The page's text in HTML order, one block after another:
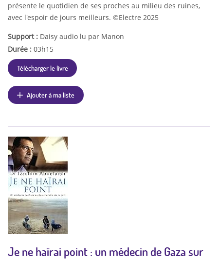
présente le quotidien de ses proches au milieu des ruines,
avec l'espoir de jours meilleurs. ©Electre 2025
Support : Daisy audio lu par Manon
Durée : 03h15
Télécharger le livre
Ajouter à ma liste
Je ne haïrai point : un médecin de Gaza sur